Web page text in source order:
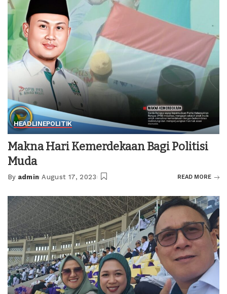
HEADLINEPOLITIK
Makna Hari Kemerdekaan Bagi Politisi
Muda
Posted
By admin August 17, 2023 READ MORE